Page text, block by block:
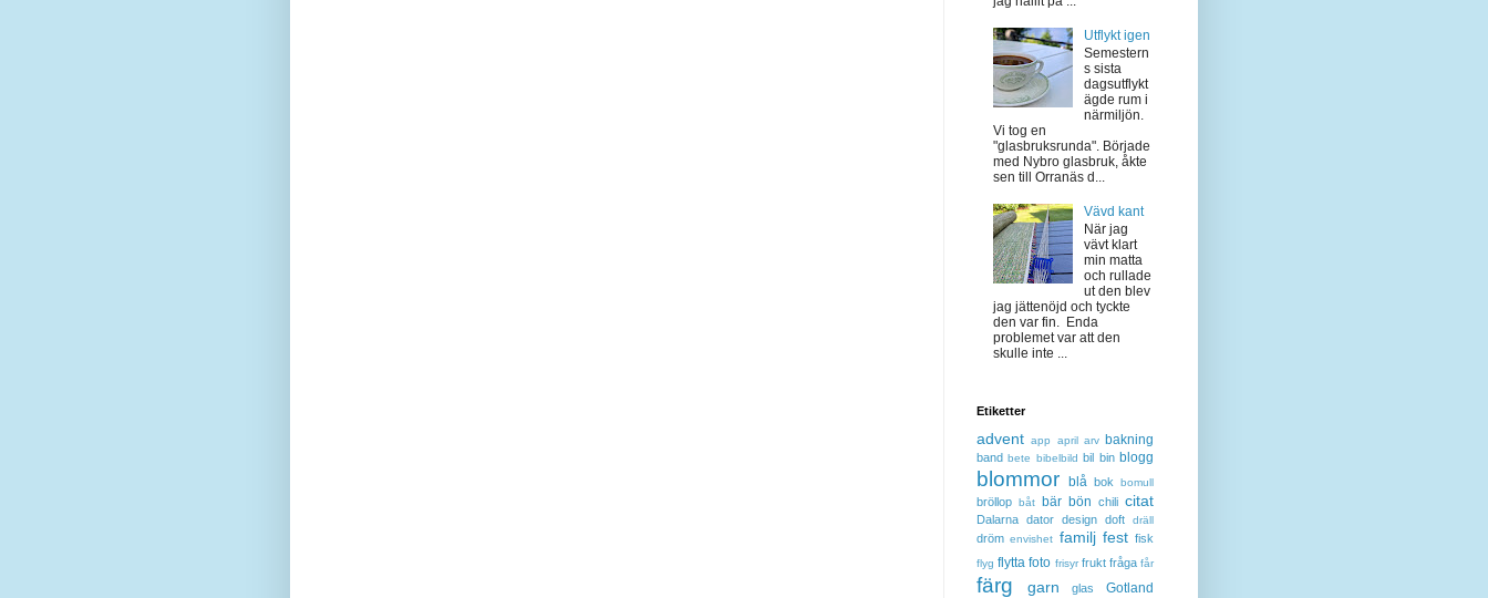
Utflykt igen
Semestern
s sista
dagsutflykt
ägde rum i
närmiljön.
Vi tog en
"glasbruksrunda". Började
med Nybro glasbruk, åkte
sen till Orranäs d...
Vävd kant
När jag
vävt klart
min matta
och rullade
ut den blev
jag jättenöjd och tyckte
den var fin. Enda
problemet var att den
skulle inte ...
Etiketter
advent app april arv bakning
band bete bibelbild bil bin blogg
blommor blå bok bomull
bröllop båt bär bön chili citat
Dalarna dator design doft dräll
dröm envishet familj fest fisk
flyg flytta foto frisyr frukt fråga får
färg garn glas
Gotland